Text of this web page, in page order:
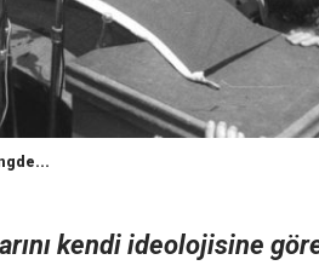
kendi ideolojisine